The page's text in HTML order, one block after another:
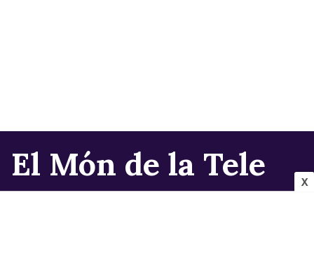
X
El Món de la Tele